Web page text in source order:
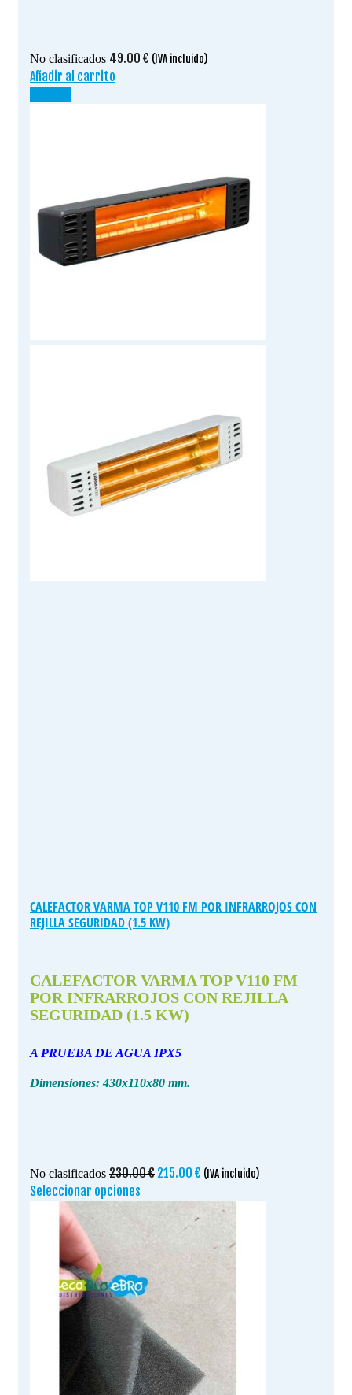
No clasificados 49.00 € (IVA incluido)
Añadir al carrito
CALEFACTOR VARMA TOP V110 FM POR INFRARROJOS CON
REJILLA SEGURIDAD (1.5 KW)
CALEFACTOR VARMA TOP V110 FM
POR INFRARROJOS CON REJILLA
SEGURIDAD (1.5 KW)
A PRUEBA DE AGUA IPX5
Dimensiones: 430x110x80 mm.
No clasificados 230.00€ El
230.00 €.
215.00 € El
actual
215.00 €.
(IVA incluido)
Seleccionar opciones
múltiples
Las
opciones
se
pueden
elegir
en
la